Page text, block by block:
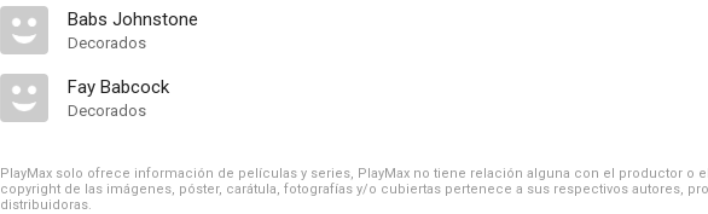
Babs Johnstone
Decorados
Fay Babcock
Decorados
PlayMax solo ofrece información de películas y series, PlayMax no tiene relación alguna con el productor o
copyright de las imágenes, póster, carátula, fotografías y/o cubiertas pertenece a sus respectivos autores,
distribuidoras.